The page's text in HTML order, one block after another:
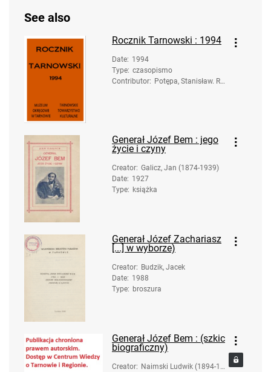
See also
Rocznik Tarnowski : 1994
Date: 1994
Type: czasopismo
Contributor: Potępa, Stanisław. Re
Generał Józef Bem : jego
życie i czyny
Creator: Galicz, Jan (1874-1939)
Date: 1927
Type: książka
Generał Józef Zachariasz
[...] w wyborze)
Creator: Budzik, Jacek
Date: 1988
Type: broszura
Generał Józef Bem : (szkic
biograficzny)
Creator: Naimski Ludwik (1894-19